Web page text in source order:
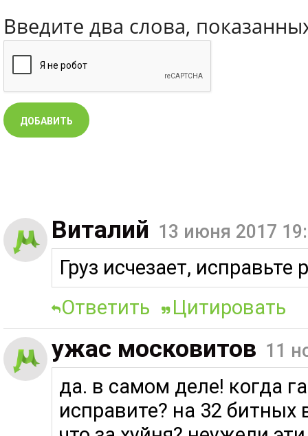
Введите два слова,
Виталий 13 июня 2017
Груз исчезает, исправьте
Ответить
Цитировать
ужас московитов 11
да. в самом деле! когда
исправите? на 32 битных